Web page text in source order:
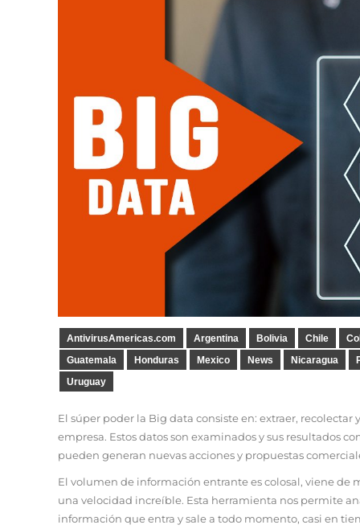
AntivirusAmericas.com Argentina Bolivia Chile
Guatemala
Honduras Mexico News Nicaragua
Uruguay
El súper poder la Big data consiste en: extraer,
empresa. Estos datos son examinados y sus resultados
pueden generan nuevas acciones y propuestas
El volumen de información entrante es colosal, viene de
una velocidad increíble. Esta herramienta nos permite
información que entra y sale a todo momento, casi en